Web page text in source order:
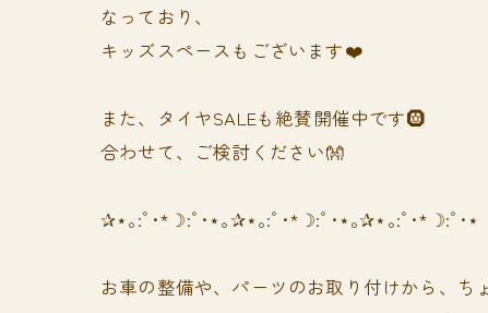
なっており、
キッズスペースもございます❤️
また、タイヤSALEも絶賛開催中です🛞
合わせて、ご検討ください👐
✰⋆｡:ﾟ･*☽:ﾟ･⋆｡✰⋆｡:ﾟ･*☽:ﾟ･⋆｡✰⋆｡:ﾟ･*☽:ﾟ･⋆
お車の整備や、パーツのお取り付けから、